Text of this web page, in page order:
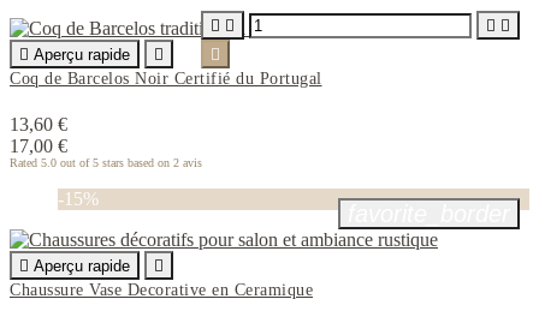
 Aperçu rapide

Coq de Barcelos Noir Certifié du Portugal
13,60 €
17,00 €
Rated 5.0 out of 5 stars based on 2 avis
   

-15%
 Aperçu rapide

Chaussure Vase Decorative en Ceramique